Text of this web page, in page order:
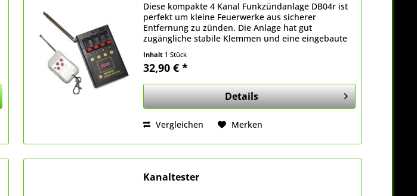
Diese kompakte 4 Kanal Funkzündanlage DB04r ist
perfekt um kleine Feuerwerke aus sicherer
Entfernung zu zünden. Die Anlage hat gut
zugängliche stabile Klemmen und eine eingebaute
sind. Dies...
Inhalt 1 Stück
32,90 € *
Details
Vergleichen Merken
Kanaltester